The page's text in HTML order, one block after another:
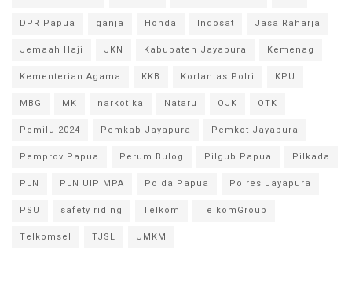
DPR Papua
ganja Honda Indosat
Jasa Raharja
Jemaah Haji
JKN Kabupaten Jayapura
Kemenag
Kementerian Agama
KKB Korlantas Polri
KPU
MBG
MK narkotika Nataru OJK
OTK
Pemilu 2024
Pemkab Jayapura
Pemkot Jayapura
Pemprov Papua
Perum Bulog Pilgub Papua
Pilkada
PLN
PLN UIP MPA Polda Papua
Polres Jayapura
PSU
safety riding Telkom
TelkomGroup
Telkomsel
TJSL UMKM